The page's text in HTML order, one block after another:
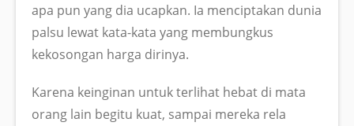
apa pun yang dia ucapkan. Ia menciptakan dunia
palsu lewat kata-kata yang membungkus
kekosongan harga dirinya.
Karena keinginan untuk terlihat hebat di mata
orang lain begitu kuat, sampai mereka rela